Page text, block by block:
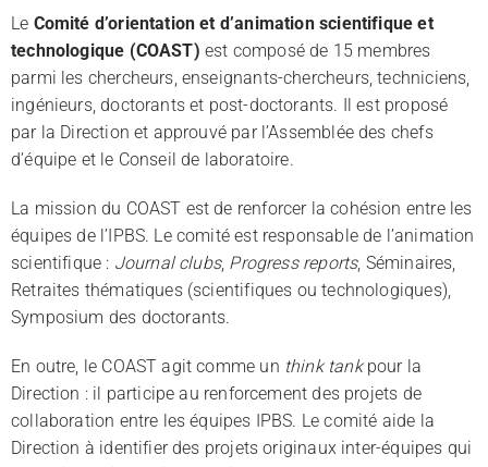
Le Comité d’orientation et d’animation scientifique et
technologique (COAST) est composé de 15 membres
parmi les chercheurs, enseignants-chercheurs, techniciens,
ingénieurs, doctorants et post-doctorants. Il est proposé
par la Direction et approuvé par l’Assemblée des chefs
d’équipe et le Conseil de laboratoire.
La mission du COAST est de renforcer la cohésion entre les
équipes de l’IPBS. Le comité est responsable de l’animation
scientifique : Journal clubs, Progress reports, Séminaires,
Retraites thématiques (scientifiques ou technologiques),
Symposium des doctorants.
En outre, le COAST agit comme un think tankpour la
Direction : il participe au renforcement des projets de
collaboration entre les équipes IPBS. Le comité aide la
Direction à identifier des projets originaux inter-équipes qui